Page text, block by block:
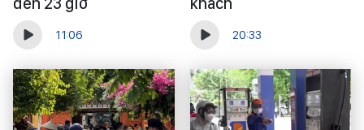
11:06 20:33